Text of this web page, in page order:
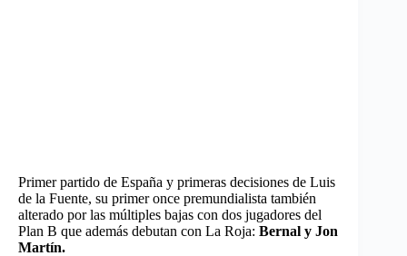
Primer partido de España y primeras decisiones de Luis
de la Fuente, su primer once premundialista también
alterado por las múltiples bajas con dos jugadores del
Plan B que además debutan con La Roja: Bernal y Jon
Martín.